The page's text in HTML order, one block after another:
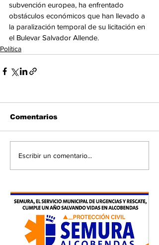
subvención europea, ha enfrentado
obstáculos económicos que han llevado a
la paralización temporal de su licitación en
el Bulevar Salvador Allende.
Política
Comentarios
Escribir un comentario...